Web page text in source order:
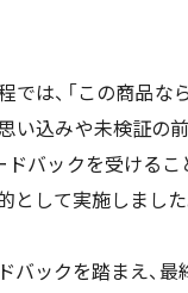
は、「この商品な
い込みや未検証の
バックを受けるこ
として実施しました
ックを踏まえ、